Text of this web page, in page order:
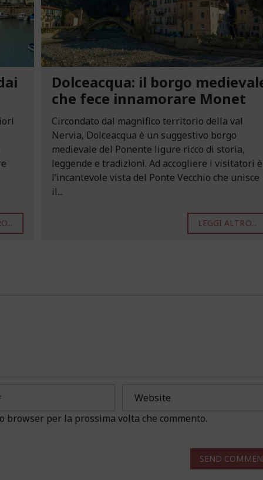
Dolceacqua: il borgo
che fece innamorare Monet
Circondato dal magnifico territorio della val
Nervia, Dolceacqua è un suggestivo borgo
medievale del Ponente ligure ricco di storia,
leggende e tradizioni. Ad accogliere i visitatori è
l’incantevole vista del Ponte Vecchio che unisce
il...
LEGGI ALTRO...
browser per la prossima volta che commento.
SEND